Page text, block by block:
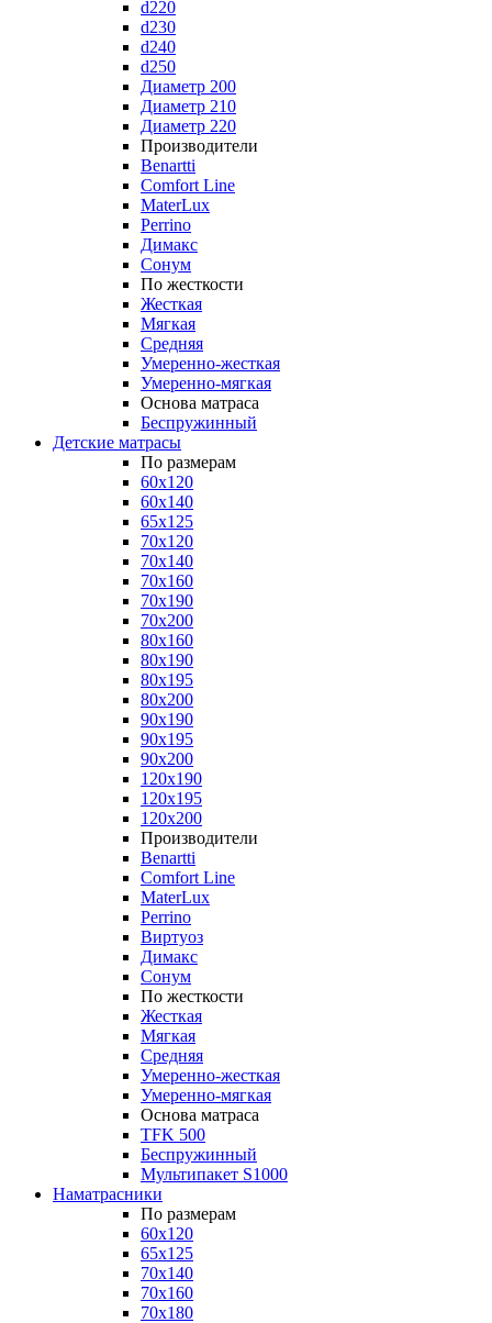
d220
d230
d240
d250
Диаметр 200
Диаметр 210
Диаметр 220
Производители
Benartti
Comfort Line
MaterLux
Perrino
Димакс
Сонум
По жесткости
Жесткая
Мягкая
Средняя
Умеренно-жесткая
Умеренно-мягкая
Основа матраса
Беспружинный
Детские матрасы
По размерам
60x120
60x140
65x125
70x120
70x140
70x160
70x190
70x200
80x160
80x190
80x195
80x200
90x190
90x195
90x200
120x190
120x195
120x200
Производители
Benartti
Comfort Line
MaterLux
Perrino
Виртуоз
Димакс
Сонум
По жесткости
Жесткая
Мягкая
Средняя
Умеренно-жесткая
Умеренно-мягкая
Основа матраса
TFK 500
Беспружинный
Мультипакет S1000
Наматрасники
По размерам
60x120
65x125
70x140
70x160
70x180